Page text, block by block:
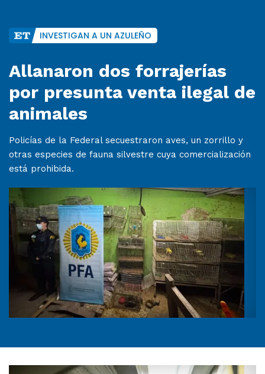
INVESTIGAN A UN AZULEÑO
Allanaron dos forrajerías
por presunta venta ilegal de
animales
Policías de la Federal secuestraron aves, un zorrillo y
otras especies de fauna silvestre cuya comercialización
está prohibida.